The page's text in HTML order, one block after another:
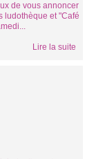
de vous annoncer
ludothèque et "Café
Lire la suite